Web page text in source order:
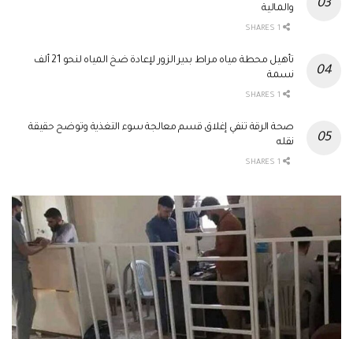
والمالية
تأهيل محطة مياه مراط بدير الزور لإعادة ضخ المياه لنحو 21 ألف
نسمة
صحة الرقة تنفي إغلاق قسم معالجة سوء التغذية وتوضح حقيقة
نقله